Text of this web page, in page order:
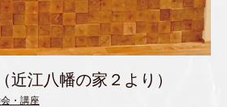
近江八幡の家２より）
・講座